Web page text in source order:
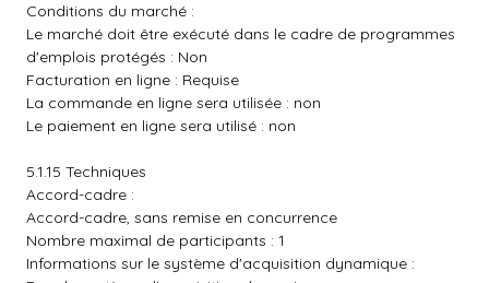
Conditions du marché :
Le marché doit être exécuté dans le cadre de programmes
d'emplois protégés : Non
Facturation en ligne : Requise
La commande en ligne sera utilisée : non
Le paiement en ligne sera utilisé : non
5.1.15 Techniques
Accord-cadre :
Accord-cadre, sans remise en concurrence
Nombre maximal de participants : 1
Informations sur le système d'acquisition dynamique :